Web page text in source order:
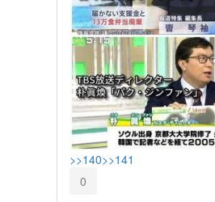
>>140>>141
0